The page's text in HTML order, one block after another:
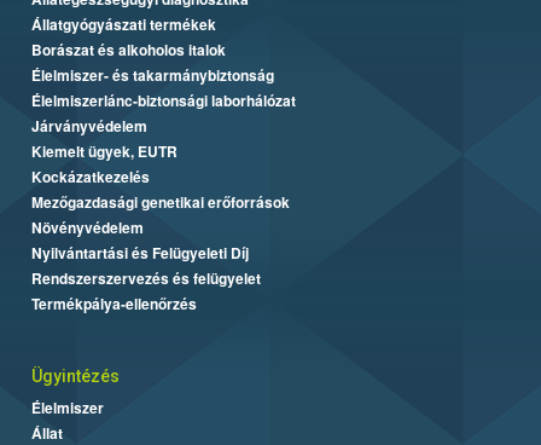
Állatgyógyászati termékek
Borászat és alkoholos italok
Élelmiszer- és takarmánybiztonság
Élelmiszerlánc-biztonsági laborhálózat
Járványvédelem
Kiemelt ügyek, EUTR
Kockázatkezelés
Mezőgazdasági genetikai erőforrások
Növényvédelem
Nyilvántartási és Felügyeleti Díj
Rendszerszervezés és felügyelet
Termékpálya-ellenőrzés
Ügyintézés
Élelmiszer
Állat